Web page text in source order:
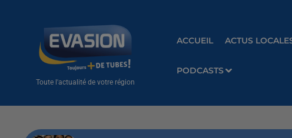
Toute l'actualité de votre région
ACCUEIL ACTUS
PODCASTS